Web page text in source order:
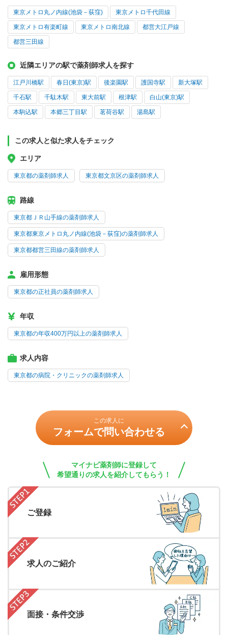
東京メトロ丸ノ内線(池袋－荻窪) 東京メトロ千代田線
東京メトロ有楽町線 東京メトロ南北線 都営大江戸線
都営三田線
近隣エリアの駅で薬剤師求人を探す
江戸川橋駅 春日(東京)駅 後楽園駅 護国寺駅 新大塚駅
千石駅 千駄木駅 東大前駅 根津駅 白山(東京)駅
本駒込駅 本郷三丁目駅 茗荷谷駅 湯島駅
この求人と似た求人をチェック
エリア
東京都の薬剤師求人 東京都文京区の薬剤師求人
路線
東京都ＪＲ山手線の薬剤師求人
東京都東京メトロ丸ノ内線(池袋－荻窪)の薬剤師求人
東京都都営三田線の薬剤師求人
雇用形態
東京都の正社員の薬剤師求人
年収
東京都の年収400万円以上の薬剤師求人
求人内容
東京都の病院・クリニックの薬剤師求人
この求人に
フォームで問い合わせる
マイナビ薬剤師に登録して
希望通りの求人を紹介してもらう！
ご登録
求人のご紹介
面接・条件交渉